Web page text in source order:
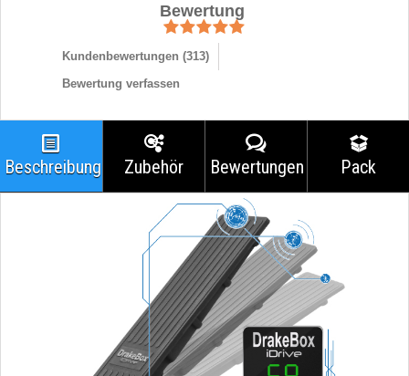
Bewertung
Kundenbewertungen (313)
Bewertung verfassen
Beschreibung Zubehör Bewertungen Pack